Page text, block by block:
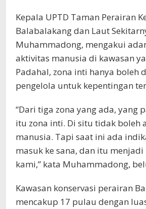
Kepala UPTD Taman Perairan
Balabalakang dan Laut
Muhammadong, mengakui
aktivitas manusia di kawasan
Padahal, zona inti hanya boleh
pengelola untuk kepentingan
“Dari tiga zona yang ada, yang
itu zona inti. Di situ tidak boleh
manusia. Tapi saat ini ada
masuk ke sana, dan itu
kami,” kata Muhammadong,
Kawasan konservasi perairan
mencakup 17 pulau dengan